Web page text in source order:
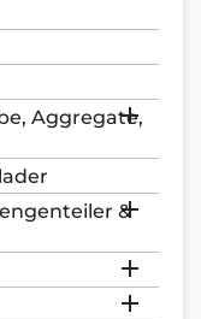
Aggregate,

&


